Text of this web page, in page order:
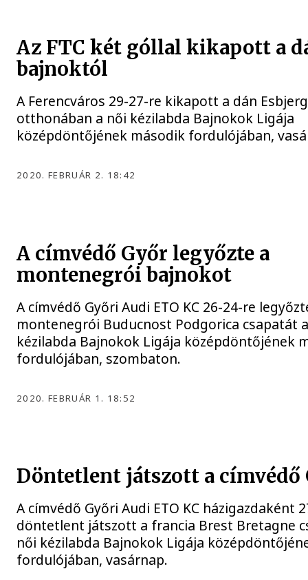
Az FTC két góllal kikapott a
bajnoktól
A Ferencváros 29-27-re kikapott a dán Esbjerg
otthonában a női kézilabda Bajnokok Ligája
középdöntőjének második fordulójában,
2020. FEBRUÁR 2. 18:42
A címvédő Győr legyőzte a
montenegrói bajnokot
A címvédő Győri Audi ETO KC 26-24-re
montenegrói Buducnost Podgorica csapatát
kézilabda Bajnokok Ligája középdöntőjének
fordulójában, szombaton.
2020. FEBRUÁR 1. 18:52
Döntetlent játszott a címvédő
A címvédő Győri Audi ETO KC házigazdaként
döntetlent játszott a francia Brest Bretagne
női kézilabda Bajnokok Ligája
fordulójában, vasárnap.